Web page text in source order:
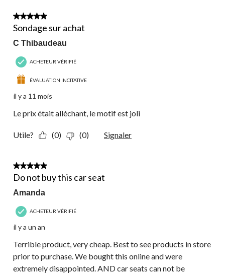
5 étoile(s) sur 5.
Sondage sur achat
C Thibaudeau
ACHETEUR VÉRIFIÉ
ÉVALUATION INCITATIVE
il y a 11 mois
Le prix était alléchant, le motif est joli
Utile? (0) (0) Signaler
1 étoile(s) sur 5.
Do not buy this car seat
Amanda
ACHETEUR VÉRIFIÉ
il y a un an
Terrible product, very cheap. Best to see products in store
prior to purchase. We bought this online and were
extremely disappointed. AND car seats can not be